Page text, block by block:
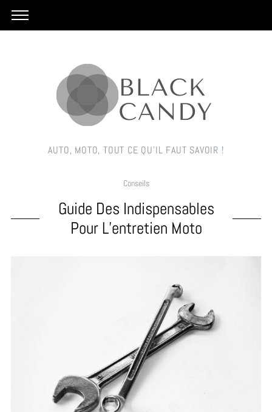
AUTO, MOTO, TOUT CE QU'IL FAUT SAVOIR !
Conseils
Guide Des Indispensables
Pour L’entretien Moto